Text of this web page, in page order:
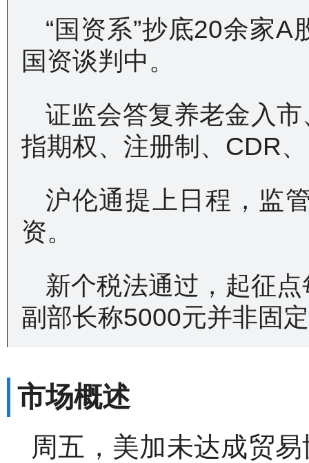
“国资系”抄底20余家
国资谈判中。
证监会答复养老金入
指期权、注册制、CDR
沪伦通提上日程，监
资。
新个税法通过，起征
副部长称5000元并非固
市场概述
周五，美加未达成贸